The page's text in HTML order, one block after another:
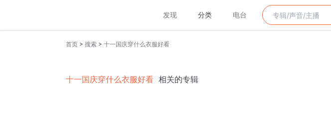
发现 分类 电台
首页 > 搜索 > 十一国庆穿什么衣服好看
十一国庆穿什么衣服好看 相关的专辑